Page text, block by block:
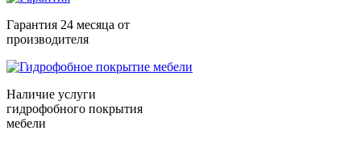
Гарантия 24 месяца от
производителя
Наличие услуги
гидрофобного покрытия
мебели